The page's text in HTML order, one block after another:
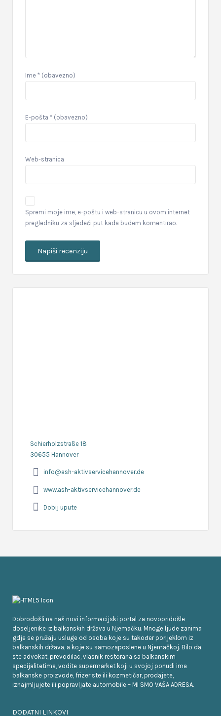
Ime * (obavezno)
E-pošta * (obavezno)
Web-stranica
Spremi moje ime, e-poštu i web-stranicu u ovom internet
pregledniku za sljedeći put kada budem komentirao.
Schierholzstraße 18
30655 Hannover
info@ash-aktivservicehannover.de
www.ash-aktivservicehannover.de
Dobij upute
Dobrodošli na naš novi informacijski portal za novopridošle
doseljenike iz balkanskih država u Njemačku. Mnoge ljude zanima
gdje se pružaju usluge od osoba koje su također porijeklom iz
balkanskih država, a koje su samozaposlene u Njemačkoj. Bilo da
ste advokat, prevodilac, vlasnik restorana sa balkanskim
specijalitetima, vodite supermarket koji u svojoj ponudi ima
balkanske proizvode, frizer ste ili kozmetičar, prodajete,
iznajmljujete ili popravljate automobile – MI SMO VAŠA ADRESA.
DODATNI LINKOVI